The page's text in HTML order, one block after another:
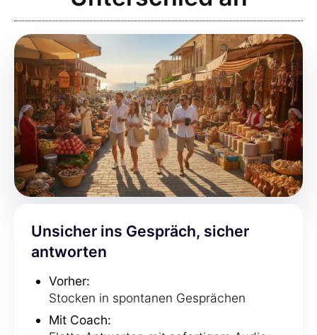
Unsicher ins Gespräch, sicher
antworten
Vorher:
Stocken in spontanen Gesprächen
Mit Coach: